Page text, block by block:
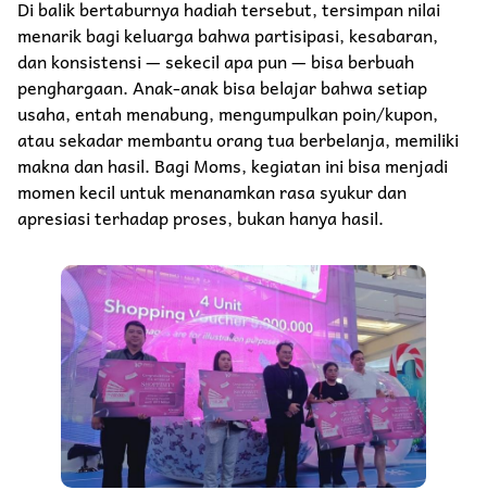
Di balik bertaburnya hadiah tersebut, tersimpan nilai
menarik bagi keluarga bahwa partisipasi, kesabaran,
dan konsistensi — sekecil apa pun — bisa berbuah
penghargaan. Anak-anak bisa belajar bahwa setiap
usaha, entah menabung, mengumpulkan poin/kupon,
atau sekadar membantu orang tua berbelanja, memiliki
makna dan hasil. Bagi Moms, kegiatan ini bisa menjadi
momen kecil untuk menanamkan rasa syukur dan
apresiasi terhadap proses, bukan hanya hasil.